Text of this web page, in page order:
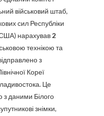
військовий штаб,
сил Республіки
США) нарахував 2
технікою та
з
Кореї
Це
з даними Білого
знімки,